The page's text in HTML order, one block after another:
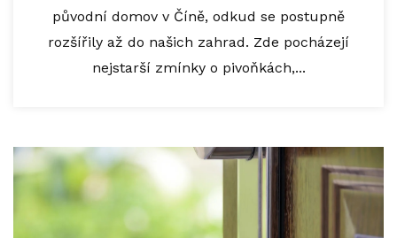
původní domov v Číně, odkud se postupně
rozšířily až do našich zahrad. Zde pocházejí
nejstarší zmínky o pivoňkách,...